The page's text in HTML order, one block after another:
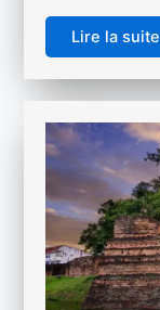
Lire la suite